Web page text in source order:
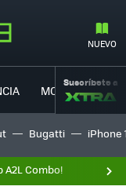
NUEVO
MOVILIDAD
Suscríbete a
Bugatti iPhone
Combo!